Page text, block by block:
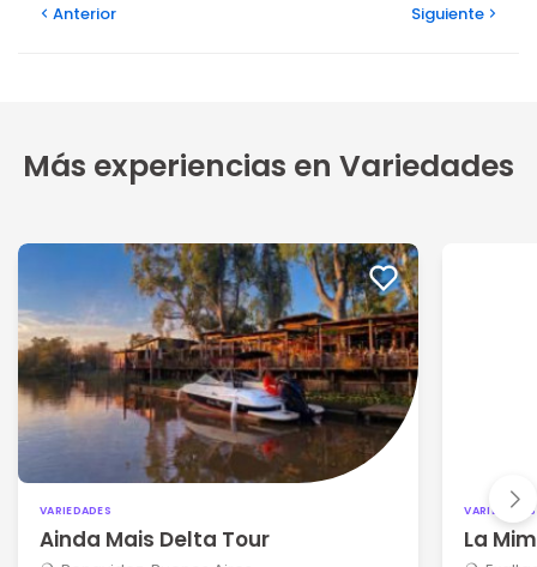
Anterior Siguiente
Más experiencias en Variedades
VARIEDADES
Ainda Mais Delta Tour
VARIEDADES
La